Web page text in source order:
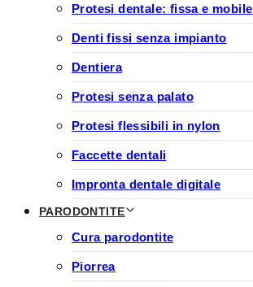
Protesi dentale: fissa e mobile
Denti fissi senza impianto
Dentiera
Protesi senza palato
Protesi flessibili in nylon
Faccette dentali
Impronta dentale digitale
PARODONTITE
Cura parodontite
Piorrea